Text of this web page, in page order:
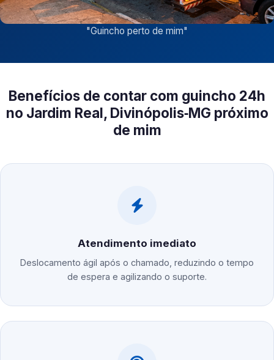
"Guincho perto de mim"
Benefícios de contar com guincho 24h
no Jardim Real, Divinópolis‑MG próximo
de mim
Atendimento imediato
Deslocamento ágil após o chamado, reduzindo o tempo
de espera e agilizando o suporte.